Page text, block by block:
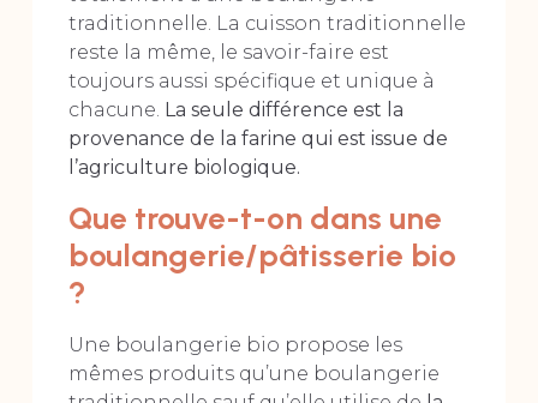
traditionnelle. La cuisson traditionnelle
reste la même, le savoir-faire est
toujours aussi spécifique et unique à
chacune. La seule différence est la
provenance de la farine qui est issue de
l’agriculture biologique.
Que trouve-t-on dans une
boulangerie/pâtisserie bio
?
Une boulangerie bio propose les
mêmes produits qu’une boulangerie